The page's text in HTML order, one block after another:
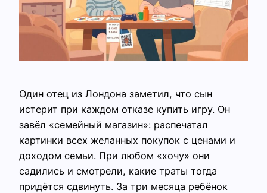
Один отец из Лондона заметил, что сын
истерит при каждом отказе купить игру. Он
завёл «семейный магазин»: распечатал
картинки всех желанных покупок с ценами и
доходом семьи. При любом «хочу» они
садились и смотрели, какие траты тогда
придётся сдвинуть. За три месяца ребёнок